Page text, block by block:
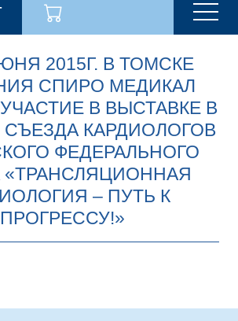
2015Г. В ТОМСКЕ
СПИРО МЕДИКАЛ
В ВЫСТАВКЕ В
СЪЕЗДА КАРДИОЛОГОВ
ФЕДЕРАЛЬНОГО
«ТРАНСЛЯЦИОННАЯ
– ПУТЬ К
ПРОГРЕССУ!»